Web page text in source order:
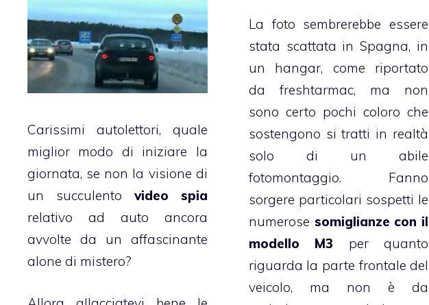
La foto sembrerebbe essere
stata scattata in Spagna, in
un hangar, come riportato
da freshtarmac, ma non
sono certo pochi coloro che
sostengono si tratti in realtà
solo di un abile
fotomontaggio. Fanno
sorgere particolari sospetti le
numerose somiglianze con il
modello M3 per quanto
riguarda la parte frontale del
veicolo, ma non è da
Carissimi autolettori, quale
miglior modo di iniziare la
giornata, se non la visione di
un succulento video spia
relativo ad auto ancora
avvolte da un affascinante
alone di mistero?